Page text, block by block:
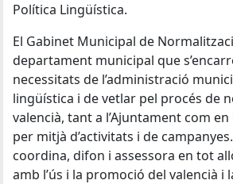
Política Lingüística.
El Gabinet Municipal de
departament municipal que
necessitats de l’administració
lingüística i de vetlar pel procés de
valencià, tant a l’Ajuntament com
per mitjà d’activitats i de
coordina, difon i assessora en tot
amb l’ús i la promoció del valencià i